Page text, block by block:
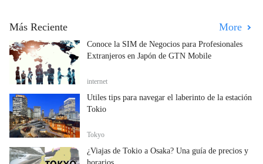
Más Reciente More
Conoce la SIM de Negocios para Profesionales
Extranjeros en Japón de GTN Mobile
internet
Útiles tips para navegar el laberinto de la estación
Tokio
Tokyo
¿Viajas de Tokio a Osaka? Una guía de precios y